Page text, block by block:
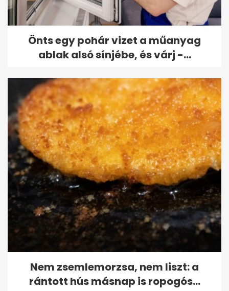
Önts egy pohár vizet a műanyag
ablak alsó sínjébe, és várj -...
Nem zsemlemorzsa, nem liszt: a
rántott hús másnap is ropogós...